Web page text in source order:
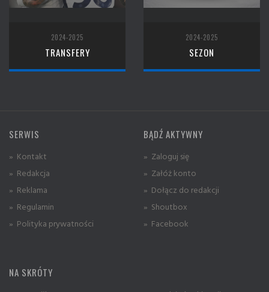
2024-2025
TRANSFERY
2024-2025
SEZON
SERWIS
» Kontakt
» Redakcja
» Reklama
» Regulamin
» Polityka prywatności
BĄDŹ AKTYWNY
» Zaloguj się
» Załóż konto
» Dołącz do redakcji
» Shoutbox
» Facebook
NA SKRÓTY